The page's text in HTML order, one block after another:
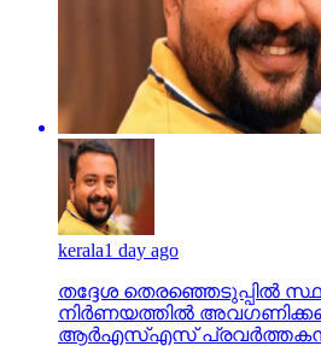
kerala1 day ago
തദ്ദേശ തെരഞ്ഞെടുപ്പില്‍
നിര്‍ണയത്തില്‍
ആര്‍എസ്എസ്